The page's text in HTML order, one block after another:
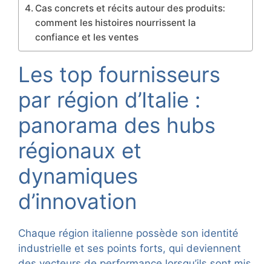
Cas concrets et récits autour des produits:
comment les histoires nourrissent la
confiance et les ventes
Les top fournisseurs
par région d’Italie :
panorama des hubs
régionaux et
dynamiques
d’innovation
Chaque région italienne possède son identité
industrielle et ses points forts, qui deviennent